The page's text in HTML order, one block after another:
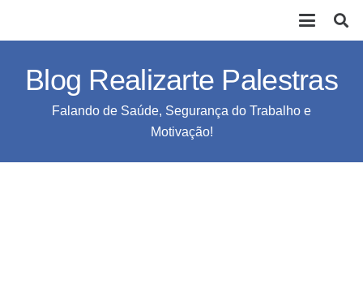
Blog Realizarte Palestras
Falando de Saúde, Segurança do Trabalho e
Motivação!